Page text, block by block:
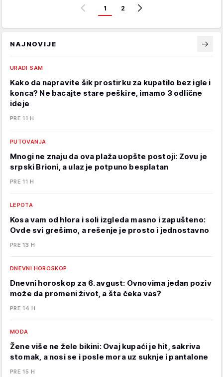
1 2
NAJNOVIJE
URADI SAM
Kako da napravite šik prostirku za kupatilo bez igle i
konca? Ne bacajte stare peškire, imamo 3 odlične
ideje
PRE 11 H
PUTOVANJA
Mnogi ne znaju da ova plaža uopšte postoji: Zovu je
srpski Brioni, a ulaz je potpuno besplatan
PRE 11 H
LEPOTA
Kosa vam od hlora i soli izgleda masno i zapušteno:
Ovde svi grešimo, a rešenje je prosto i jednostavno
PRE 13 H
DNEVNI HOROSKOP
Dnevni horoskop za 6. avgust: Ovnovima jedan poziv
može da promeni život, a šta čeka vas?
PRE 14 H
MODA
Žene više ne žele bikini: Ovaj kupaći je hit, sakriva
stomak, a nosi se i posle mora uz suknje i pantalone
PRE 15 H